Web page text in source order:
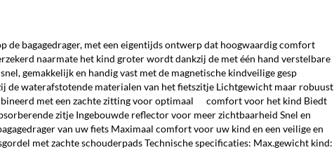
de bagagedrager, met een eigentijds ontwerp dat hoogwaardig comfort
naarmate het kind groter wordt dankzij de met één hand verstelbare
gemakkelijk en handig vast met de magnetische kindveilige gesp
de waterafstotende materialen van het fietszitje Lichtgewicht maar robuust
met een zachte zitting voor optimaal comfort voor het kind Biedt
zitje Ingebouwde reflector voor meer zichtbaarheid Snel en
van uw fiets Maximaal comfort voor uw kind en een veilige en
met zachte schouderpads Technische specificaties: Max.gewicht kind: